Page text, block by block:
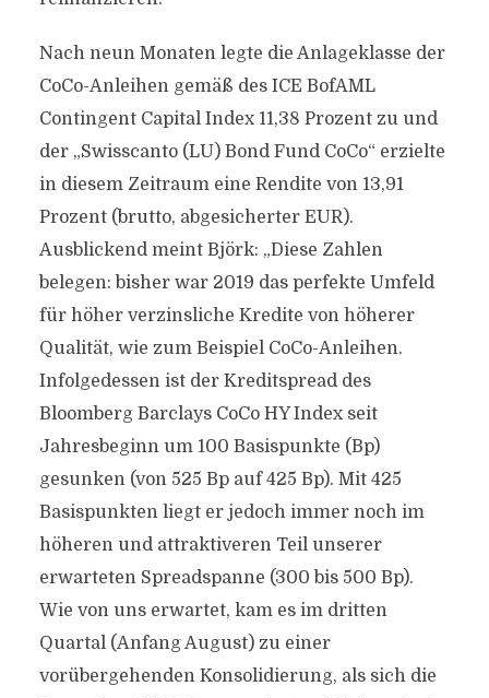
Nach neun Monaten legte die Anlageklasse der
CoCo-Anleihen gemäß des ICE BofAML
Contingent Capital Index 11,38 Prozent zu und
der „Swisscanto (LU) Bond Fund CoCo“ erzielte
in diesem Zeitraum eine Rendite von 13,91
Prozent (brutto, abgesicherter EUR).
Ausblickend meint Björk: „Diese Zahlen
belegen: bisher war 2019 das perfekte Umfeld
für höher verzinsliche Kredite von höherer
Qualität, wie zum Beispiel CoCo-Anleihen.
Infolgedessen ist der Kreditspread des
Bloomberg Barclays CoCo HY Index seit
Jahresbeginn um 100 Basispunkte (Bp)
gesunken (von 525 Bp auf 425 Bp). Mit 425
Basispunkten liegt er jedoch immer noch im
höheren und attraktiveren Teil unserer
erwarteten Spreadspanne (300 bis 500 Bp).
Wie von uns erwartet, kam es im dritten
Quartal (Anfang August) zu einer
vorübergehenden Konsolidierung, als sich die